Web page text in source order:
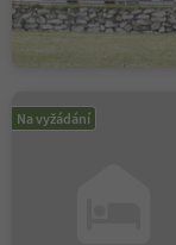
Na vyžádání